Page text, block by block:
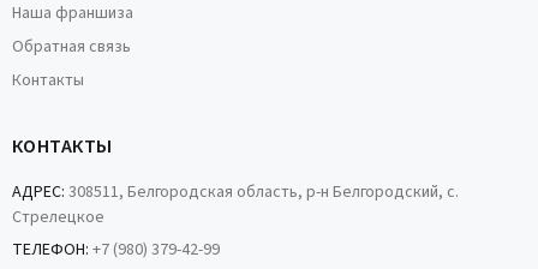
Наша франшиза
Обратная связь
Контакты
КОНТАКТЫ
АДРЕС: 308511, Белгородская область, р-н Белгородский, с.
Стрелецкое
ТЕЛЕФОН: +7 (980) 379-42-99